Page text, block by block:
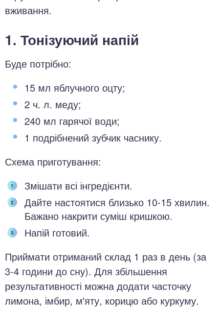
вживання.
1. Тонізуючий напій
Буде потрібно:
15 мл яблучного оцту;
2 ч. л. меду;
240 мл гарячої води;
1 подрібнений зубчик часнику.
Схема приготування:
Змішати всі інгредієнти.
Дайте настоятися близько 10-15 хвилин.
Бажано накрити суміш кришкою.
Напій готовий.
Приймати отриманий склад 1 раз в день (за
3-4 години до сну). Для збільшення
результативності можна додати часточку
лимона, імбир, м'яту, корицю або куркуму.